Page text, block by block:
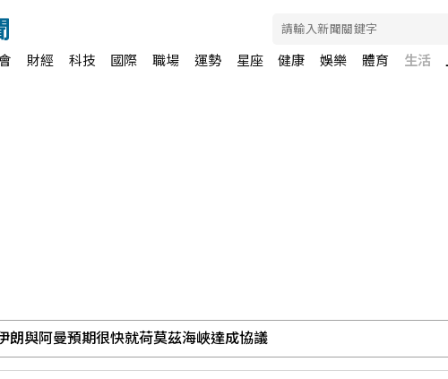
財經 科技 國際 職場 運勢 星座 健康 娛樂 體育 生活
莫茲海峽談判和伊朗局勢 油價走高